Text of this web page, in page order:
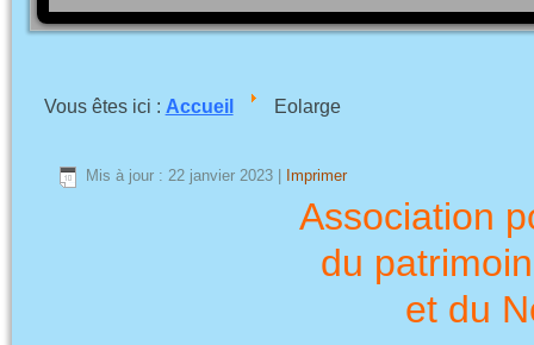
Vous êtes ici : Accueil Eolarge
Mis à jour : 22 janvier 2023| Imprimer
Association
du
et du